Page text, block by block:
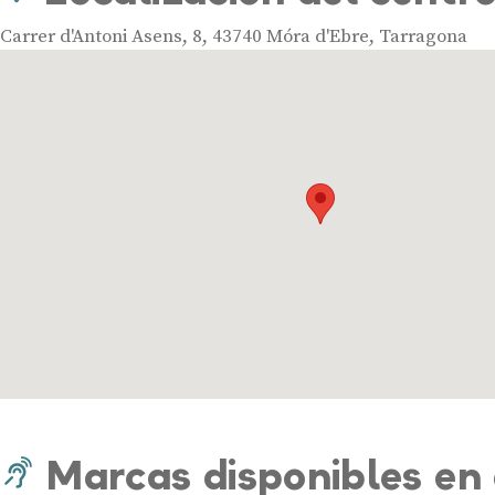
Carrer d'Antoni Asens, 8, 43740 Móra d'Ebre, Tarragona
Marcas disponibles